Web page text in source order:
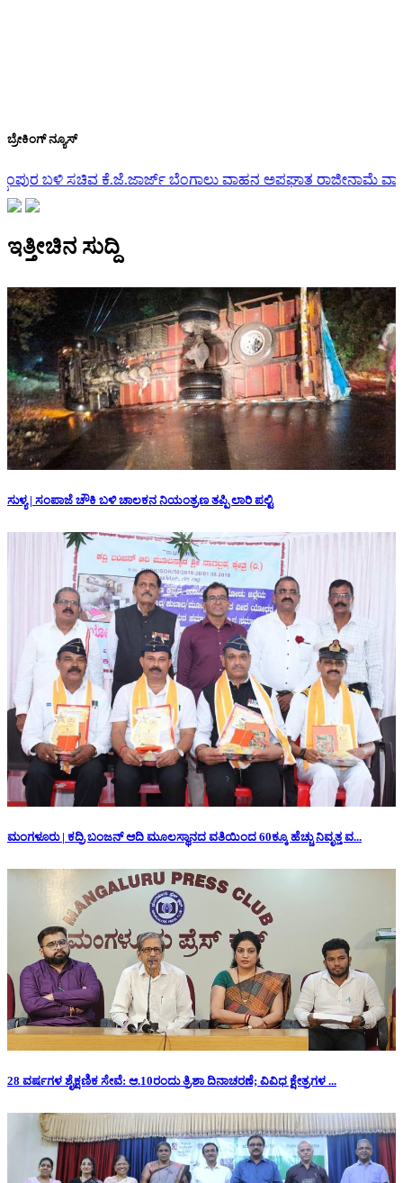
ಬ್ರೇಕಿಂಗ್ ನ್ಯೂಸ್
ಬೆಂಗಾಲು ವಾಹನ ಅಪಘಾತರಾಜೀನಾಮೆ ವಾಪಸ್ ಪಡೆದ ಇಂಡಿ ಶಾಸಕ
ಇತ್ತೀಚಿನ ಸುದ್ದಿ
ಸುಳ್ಯ | ಸಂಪಾಜೆ ಚೌಕಿ ಬಳಿ ಚಾಲಕನ ನಿಯಂತ್ರಣ ತಪ್ಪಿ ಲಾರಿ ಪಲ್ಟಿ
ಮಂಗಳೂರು | ಕದ್ರಿ ಬಂಜನ್ ಆದಿ ಮೂಲಸ್ಥಾನದ ವತಿಯಿಂದ 60ಕ್ಕೂ ಹೆಚ್ಚು ನಿವೃತ್ತ ವ...
28 ವರ್ಷಗಳ ಶೈಕ್ಷಣಿಕ ಸೇವೆ: ಆ.10ರಂದು ತ್ರಿಶಾ ದಿನಾಚರಣೆ; ವಿವಿಧ ಕ್ಷೇತ್ರಗಳ ...